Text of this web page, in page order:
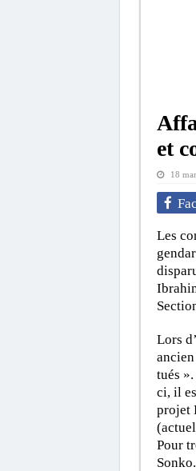
et
18
Les
Lors
tués
ci, il
projet
Pour